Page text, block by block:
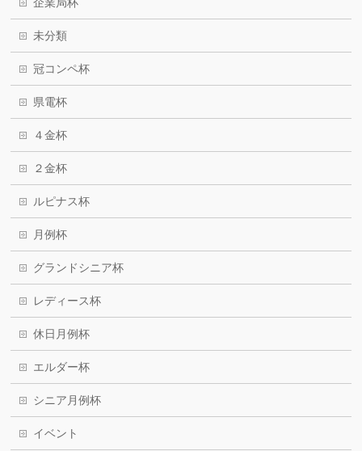
企業局杯
未分類
冠コンペ杯
県電杯
４金杯
２金杯
ルピナス杯
月例杯
グランドシニア杯
レディース杯
休日月例杯
エルダー杯
シニア月例杯
イベント